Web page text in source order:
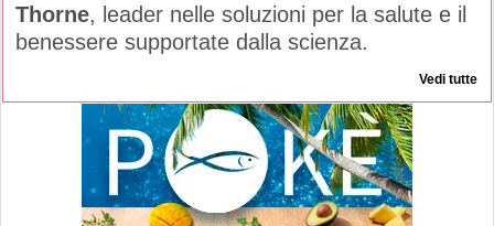
Thorne, leader nelle soluzioni per la salute e il
benessere supportate dalla scienza.
Vedi tutte